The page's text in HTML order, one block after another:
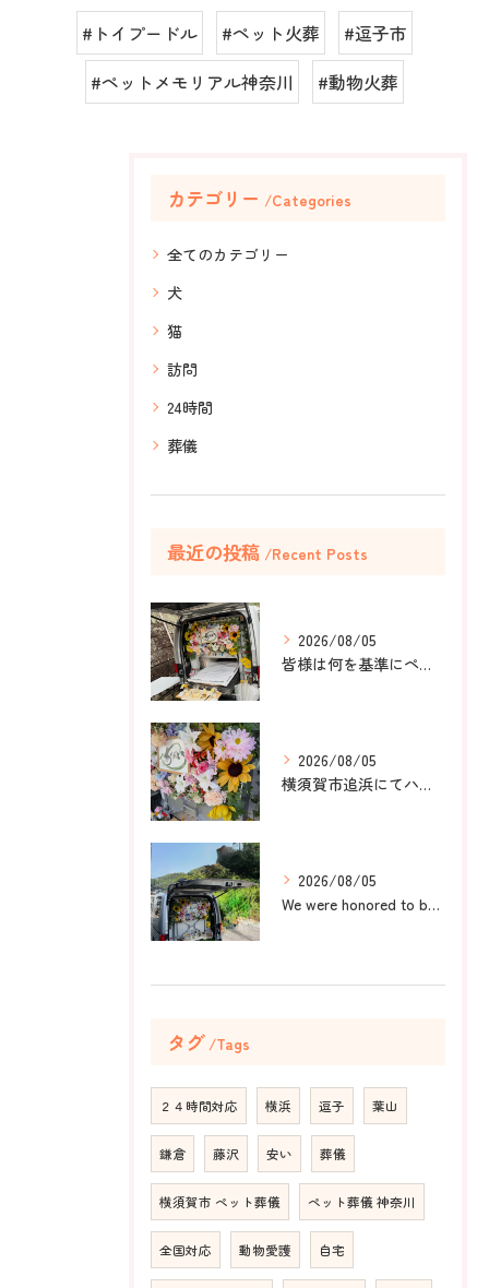
#トイプードル #ペット火葬
#逗子市
#ペットメモリアル神奈川
#動物火葬
カテゴリー Categories
全てのカテゴリー
犬
猫
訪問
24時間
葬儀
最近の投稿 Recent Posts
2026/08/05
皆様は何を基準にペット葬儀社を選びますか？
2026/08/05
横須賀市追浜にてハムスターのみかんちゃんのペット火葬のお手伝...
2026/08/05
We were honored to be by your ...
タグ Tags
２４時間対応 横浜 逗子 葉山
鎌倉 藤沢 安い 葬儀
横須賀市 ペット葬儀 ペット葬儀 神奈川
全国対応 動物愛護 自宅